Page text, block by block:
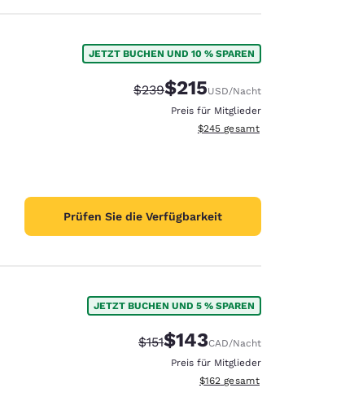
JETZT BUCHEN UND 10 % SPAREN
Durchgestrichener Preis:
$239Vergünstigter Preis:
$215USD/Nacht
Preis für Mitglieder
Geschätzte Gesamtdetails
$245 gesamt
Prüfen Sie die Verfügbarkeit
JETZT BUCHEN UND 5 % SPAREN
Durchgestrichener Preis:
$151Vergünstigter Preis:
$143CAD/Nacht
Preis für Mitglieder
Geschätzte Gesamtdetails
$162 gesamt